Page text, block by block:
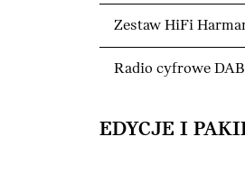
Zestaw HiFi
Radio cyfrowe
EDYCJE I